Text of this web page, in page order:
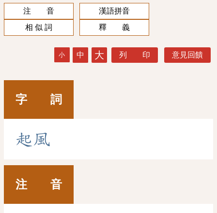
注 音
漢語拼音
相 似 詞
釋 義
小 中 大 列 印 意見回饋
字 詞
起 風
注 音